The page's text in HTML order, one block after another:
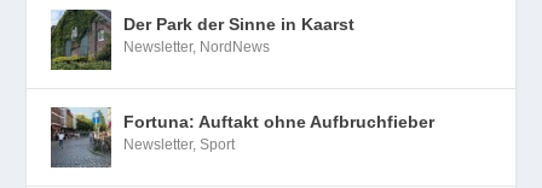
Der Park der Sinne in Kaarst
Newsletter, NordNews
Fortuna: Auftakt ohne Aufbruchfieber
Newsletter,Sport